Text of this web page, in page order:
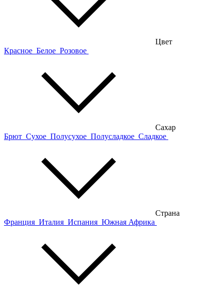
Цвет
Красное Белое Розовое
Сахар
Брют Сухое Полусухое Полусладкое Сладкое
Страна
Франция Италия Испания Южная Африка